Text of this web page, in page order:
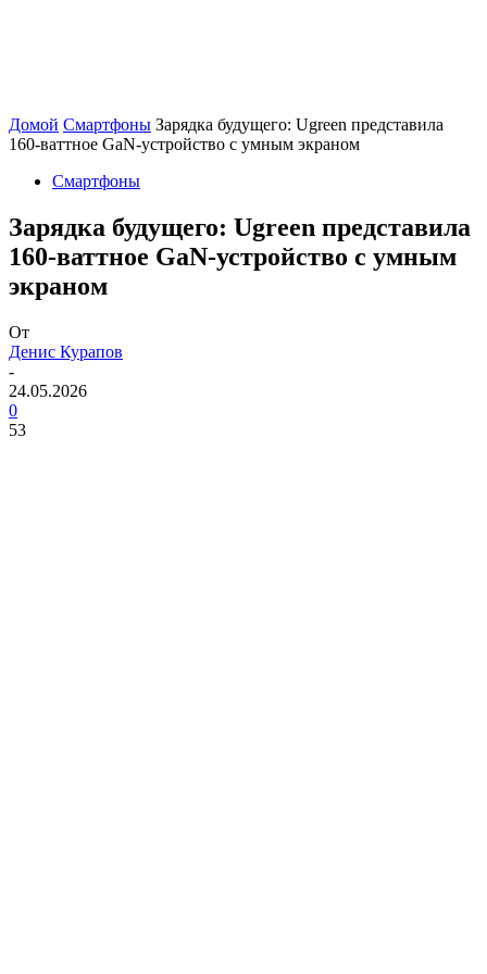
Домой Смартфоны Зарядка будущего: Ugreen представила
160-ваттное GaN-устройство с умным экраном
Смартфоны
Зарядка будущего: Ugreen представила
160-ваттное GaN-устройство с умным
экраном
От
Денис Курапов
-
24.05.2026
0
53